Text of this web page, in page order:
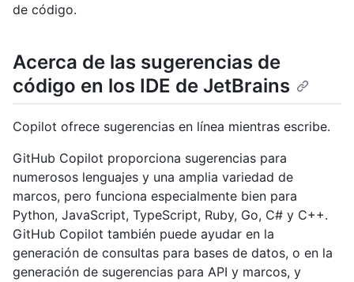
de código.
Acerca de las sugerencias de
código en los IDE de JetBrains
Copilot ofrece sugerencias en línea mientras escribe.
GitHub Copilot proporciona sugerencias para
numerosos lenguajes y una amplia variedad de
marcos, pero funciona especialmente bien para
Python, JavaScript, TypeScript, Ruby, Go, C# y C++.
GitHub Copilot también puede ayudar en la
generación de consultas para bases de datos, o en la
generación de sugerencias para API y marcos, y